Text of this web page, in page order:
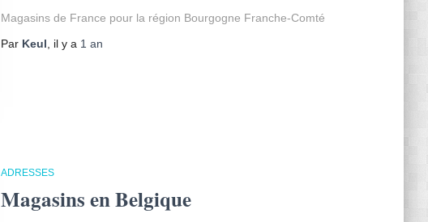
Magasins de France pour la région Bourgogne Franche-Comté
Par Keul , il y a 1 an
ADRESSES
Magasins en Belgique